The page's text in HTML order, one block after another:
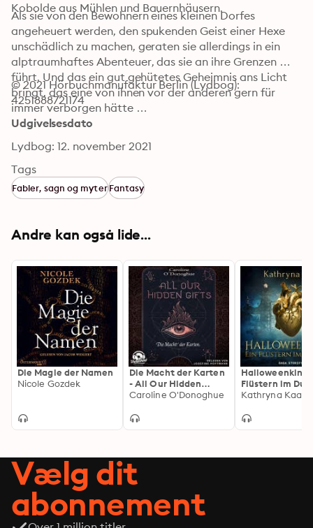
Kobolde aus Mühlen und Bauernhäusern.
Als sie von den Bewohnern eines kleinen Dorfes
angeheuert werden, den spukenden Geist einer Hexe
unschädlich zu machen, geraten sie allerdings in ein
alptraumhaftes Abenteuer, das sie an ihre Grenzen
führt. Und das ein gut gehütetes Geheimnis ans Licht
bringt, das eine von ihnen vor der anderen gern für
immer verborgen hätte …
© 2021 Hörbuchmanufaktur Berlin (Lydbog):
4251888721174
Udgivelsesdato
Lydbog: 12. november 2021
Tags
Fabler, sagn og myterFantasy
Andre kan også lide...
Die Magie der Namen
Nicole Gozdek
Die Macht der Karten
- All Our Hidden
Gifts, Band 1
Caroline O'Donoghue
Halloweenkind
Flüstern im
Kathryna Kaa
Vælg dit
abonnement